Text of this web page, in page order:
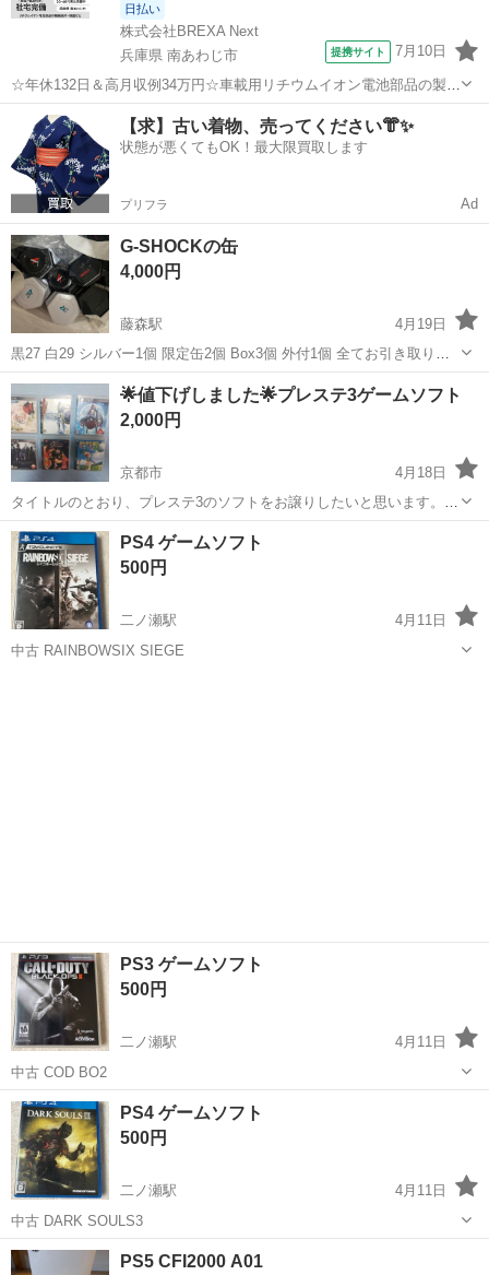
日払い
株式会社BREXA Next
兵庫県 南あわじ市
提携サイト 7月10日
☆年休132日＆高月収例34万円☆車載用リチウムイオン電池部品の製造
／4勤2休でオフも充実♪／家具・家電付き社宅あり＆前払いで生活支援
物資が受け取れる◎／20〜40代男女活躍中！ 車載用リチウムイオン電
池部品の製造 車載用...
兵庫 南あわじ市 その他
【求】古い着物、売ってください👘✨
状態が悪くてもOK！最大限買取します
プリフラ Ad
G-SHOCKの缶
4,000円
藤森駅
4月19日
黒27 白29 シルバー1個 限定缶2個 Box3個 外付1個 全てお引き取り可
能な方 説明書２つあり 時計はありませんので
京都 京都市 藤森駅 テレビゲーム SHOCK
🌟値下げしました🌟プレステ3ゲームソフト
2,000円
京都市
4月18日
タイトルのとおり、プレステ3のソフトをお譲りしたいと思います。
合計6本まとめて2000円でお譲りいたします。 タイトルは ・みんなの
ゴルフ5 ・ベヨネッタ ・白騎士物語 ・大神 ・バイオハザード6 ...
京都 京都市 テレビゲーム プレステ3
PS4 ゲームソフト
500円
二ノ瀬駅
4月11日
中古 RAINBOWSIX SIEGE
PS3 ゲームソフト
500円
二ノ瀬駅
4月11日
中古 COD BO2
京都 京都市 二ノ瀬駅 テレビゲーム
PS4 ゲームソフト
500円
二ノ瀬駅
4月11日
中古 DARK SOULS3
京都 京都市
PS5 CFI2000 A01